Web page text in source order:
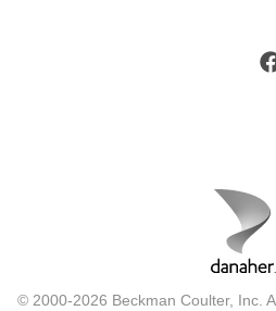
© 2000-2026 Beckman Coulter, Inc.